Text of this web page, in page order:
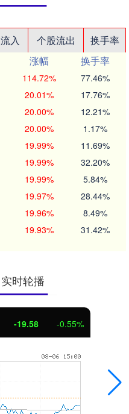
入 个股流出
换手率
涨幅
换手率
114.72% 77.46%
20.01% 17.76%
20.00% 12.21%
20.00% 1.17%
19.99% 11.69%
19.99% 32.20%
19.99% 5.84%
19.97% 28.44%
19.96% 8.49%
19.93% 31.42%
时轮播
-19.58 -0.55%